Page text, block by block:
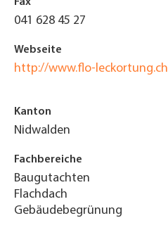
041 628 45 27
Webseite
http://www.flo-leckortung.ch
Kanton
Nidwalden
Fachbereiche
Baugutachten
Flachdach
Gebäudebegrünung